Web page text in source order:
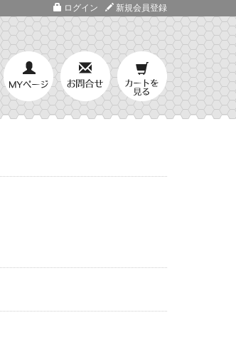
ログイン 新規会員登録